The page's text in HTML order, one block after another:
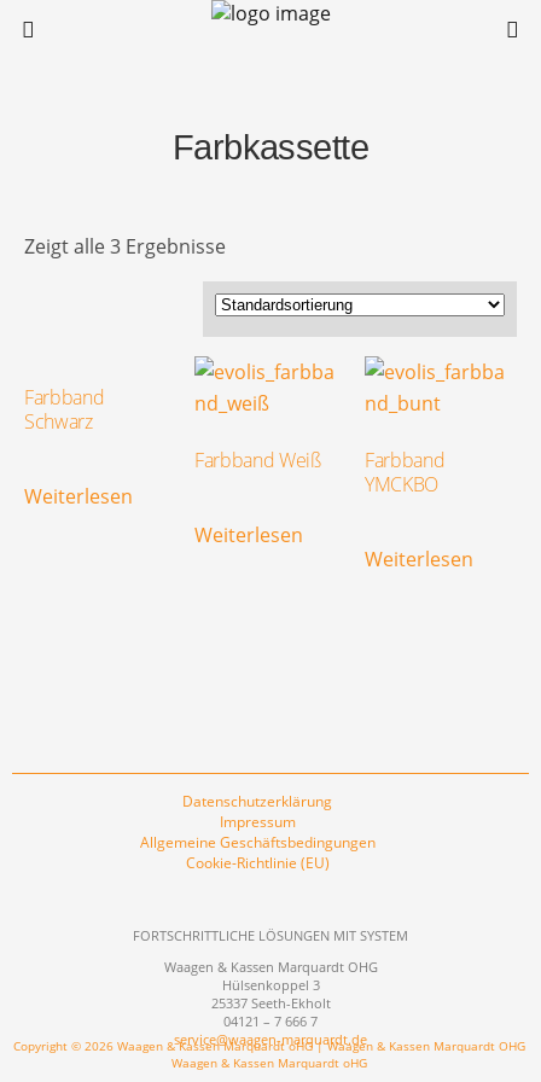
Farbkassette
Zeigt alle 3 Ergebnisse
Farbband
Schwarz
Weiterlesen
Farbband Weiß
Weiterlesen
Farbband
YMCKBO
Weiterlesen
Datenschutzerklärung
Impressum
Allgemeine Geschäftsbedingungen
Cookie-Richtlinie (EU)
FORTSCHRITTLICHE LÖSUNGEN MIT SYSTEM
Waagen & Kassen Marquardt OHG
Hülsenkoppel 3
25337 Seeth-Ekholt
04121 – 7 666 7
service@waagen-marquardt.de
Copyright © 2026 Waagen & Kassen Marquardt oHG | Waagen & Kassen Marquardt OHG
Waagen & Kassen Marquardt oHG